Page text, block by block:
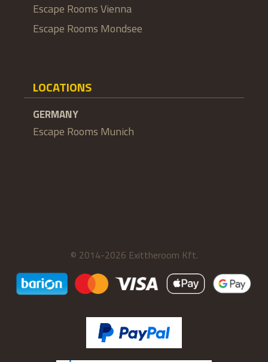
Escape Rooms Vienna
Escape Rooms Mondsee
LOCATIONS
GERMANY
Escape Rooms Munich
© 2014-2026 Exittheroom Kft.